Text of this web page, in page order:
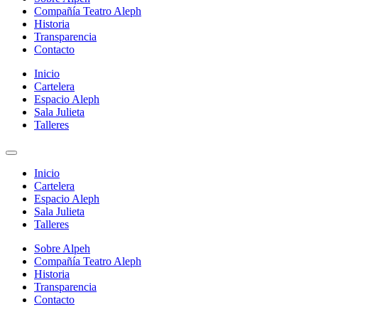
Compañía Teatro Aleph
Historia
Transparencia
Contacto
Inicio
Cartelera
Espacio Aleph
Sala Julieta
Talleres
Inicio
Cartelera
Espacio Aleph
Sala Julieta
Talleres
Sobre Alpeh
Compañía Teatro Aleph
Historia
Transparencia
Contacto